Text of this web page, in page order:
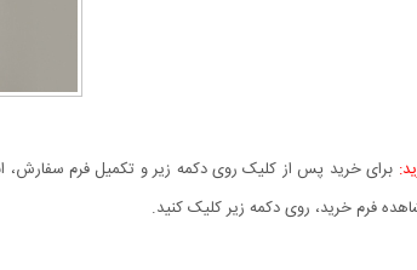
برای خرید پس از کلیک روی دکمه زیر و تکمیل فرم سفارش،
فرم خرید، روی دکمه زیر کلیک کنید.